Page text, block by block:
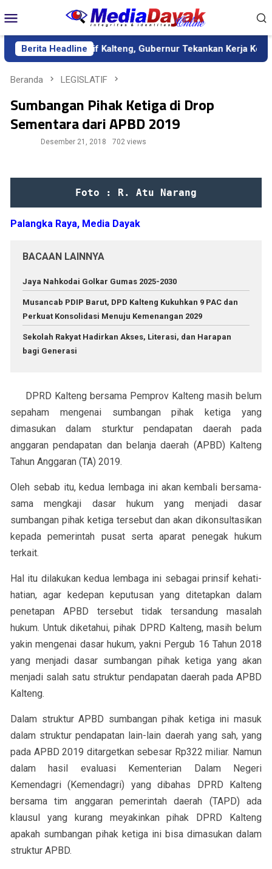
ke
kontenMobile
Berita Headline
Kalteng, Gubernur Tekankan Kerja Keras dan
Beranda LEGISLATIF
Sumbangan Pihak Ketiga di Drop
Sementara dari APBD 2019
Desember 21, 2018 702 views
Foto : R. Atu Narang
Palangka Raya, Media Dayak
BACAAN LAINNYA
Jaya Nahkodai Golkar Gumas 2025-2030
Musancab PDIP Barut, DPD Kalteng Kukuhkan 9 PAC dan
Perkuat Konsolidasi Menuju Kemenangan 2029
Sekolah Rakyat Hadirkan Akses, Literasi, dan Harapan
bagi Generasi
DPRD Kalteng bersama Pemprov Kalteng masih belum
sepaham mengenai sumbangan pihak ketiga yang
dimasukan dalam sturktur pendapatan daerah pada
anggaran pendapatan dan belanja daerah (APBD) Kalteng
Tahun Anggaran (TA) 2019.
Oleh sebab itu, kedua lembaga ini akan kembali bersama-
sama mengkaji dasar hukum yang menjadi dasar
sumbangan pihak ketiga tersebut dan akan dikonsultasikan
kepada pemerintah pusat serta aparat penegak hukum
terkait.
Hal itu dilakukan kedua lembaga ini sebagai prinsif kehati-
hatian, agar kedepan keputusan yang ditetapkan dalam
penetapan APBD tersebut tidak tersandung masalah
hukum. Untuk diketahui, pihak DPRD Kalteng, masih belum
yakin mengenai dasar hukum, yakni Pergub 16 Tahun 2018
yang menjadi dasar sumbangan pihak ketiga yang akan
menjadi salah satu struktur pendapatan daerah pada APBD
Kalteng.
Dalam struktur APBD sumbangan pihak ketiga ini masuk
dalam struktur pendapatan lain-lain daerah yang sah, yang
pada APBD 2019 ditargetkan sebesar Rp322 miliar. Namun
dalam hasil evaluasi Kementerian Dalam Negeri
Kemendagri (Kemendagri) yang dibahas DPRD Kalteng
bersama tim anggaran pemerintah daerah (TAPD) ada
klausul yang kurang meyakinkan pihak DPRD Kalteng
apakah sumbangan pihak ketiga ini bisa dimasukan dalam
struktur APBD.